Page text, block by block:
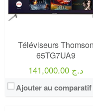
Téléviseurs Thomson
65TG7UA9
141,000.00 د.ج
Ajouter au comparatif